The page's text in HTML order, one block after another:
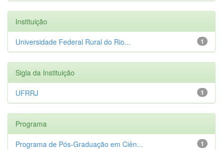
Instituição
1
Universidade Federal Rural do Rio...
Sigla da Instituição
1
UFRRJ
Programa
1
Programa de Pós-Graduação em Ciên...